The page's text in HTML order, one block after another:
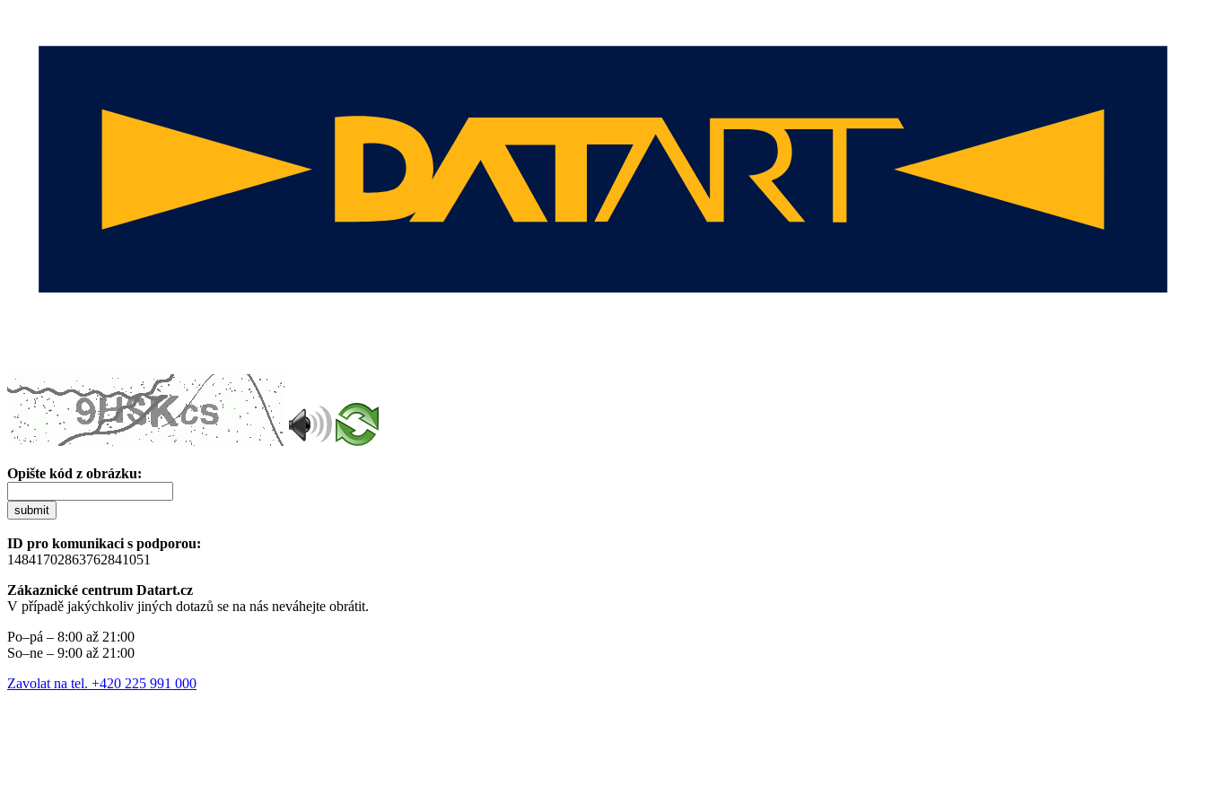
Opište kód z obrázku:
submit
ID pro komunikaci s podporou:
14841702863762841051
Zákaznické centrum Datart.cz
V případě jakýchkoliv jiných dotazů se na nás neváhejte obrátit.
Po–pá – 8:00 až 21:00
So–ne – 9:00 až 21:00
Zavolat na tel. +420 225 991 000